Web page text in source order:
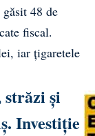
48 de
fiscal.
iar țigaretele
și
Investiție